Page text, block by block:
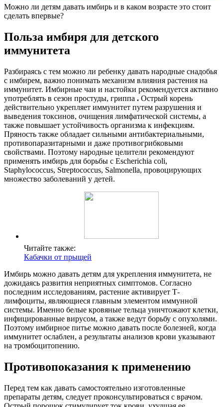
Можно ли детям давать имбирь и в каком возрасте это стоит
сделать впервые?
Польза имбиря для детского
иммунитета
Разбираясь с тем можно ли ребенку давать народные снадобья
с имбирем, важно понимать механизм влияния растения на
иммунитет. Имбирные чаи и настойки рекомендуется активно
употреблять в сезон простуды, гриппа . Острый корень
действительно укрепляет иммунитет путем разрушения и
выведения токсинов, очищения лимфатической системы, а
также повышает устойчивость организма к инфекциям.
Пряность также обладает сильными антибактериальными,
противопаразитарными и даже противогрибковыми
свойствами. Поэтому народные целители рекомендуют
применять имбирь для борьбы с Escherichia coli,
Staphylococcus, Streptococcus, Salmonella, провоцирующих
множество заболеваний у детей.
Читайте также:
Кабачки от прыщей
Имбирь можно давать детям для укрепления иммунитета, не
дожидаясь развития неприятных симптомов. Согласно
последним исследованиям, растение активирует Т-
лимфоциты, являющиеся главным элементом иммунной
системы. Именно белые кровяные тельца уничтожают клетки,
инфицированные вирусом, а также ведут борьбу с опухолями.
Поэтому имбирное питье можно давать после болезней, когда
иммунитет ослаблен, а результаты анализов крови указывают
на тромбоцитопению.
Противопоказания к применению
Перед тем как давать самостоятельно изготовленные
препараты детям, следует проконсультироваться с врачом.